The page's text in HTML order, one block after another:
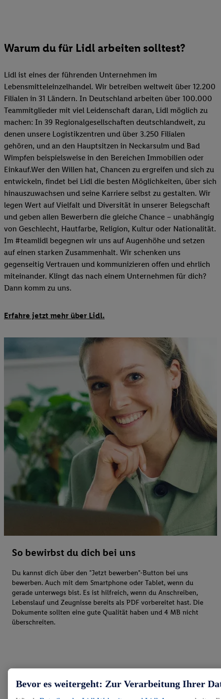
Warum du für Lidl arbeiten solltest?
Lidl ist eines der führenden Unternehmen im
Lebensmitteleinzelhandel. Wir betreiben weltweit über 12.200
Filialen in 31 Ländern. In Deutschland arbeiten über 100.000
Teammitglieder mit viel Leidenschaft daran, Lidl möglich zu
machen: In 39 Regionalgesellschaften deutschlandweit, zu
denen unsere Logistikzentren und über 3.250 Filialen
gehören, und an den Hauptsitzen in Neckarsulm und Bad
Wimpfen beispielsweise in den Bereichen Immobilien oder
Einkauf.Wer den Willen hat, Chancen zu ergreifen und sich zu
entwickeln, findet bei Lidl die besten Möglichkeiten, über sich
hinauszuwachsen und seine Karriere selbst zu gestalten. Wir
legen Wert auf Vielfalt und Diversität in unserer Belegschaft
und geben allen Bewerbern die gleiche Chance – unabhängig
von Geschlecht, Hautfarbe, Religion, Kultur oder Nationalität.
Im #teamlidl begegnen wir uns auf Augenhöhe und setzen
auf einen starken Zusammenhalt. Wir schenken uns
gegenseitig Vertrauen und kommunizieren offen und ehrlich
miteinander. Klingt das nach einem Unternehmen für dich?
Dann komm zu uns.​
Erfahre jetzt mehr über Lidl.
So bewirbst du dich bei uns
Du kannst dich über den "Jetzt bewerben"-Button bei uns
bewerben. Auch mit dem Smartphone oder Tablet, wenn du
gerade unterwegs bist. Es ist hilfreich, wenn du Anschreiben,
Lebenslauf und Zeugnisse bereits als PDF vorbereitet hast. Die
Dokumente sollten eine gute Qualität haben und 4 MB nicht
überschreiten.
Bevor es weitergeht: Zur Verarbeitung Ihrer